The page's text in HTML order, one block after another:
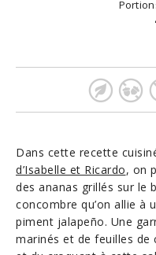
Dans cette recette
d’Isabelle et Ricardo, on
des ananas grillés sur le
concombre qu’on allie à
piment jalapeño. Une
marinés et de feuilles de